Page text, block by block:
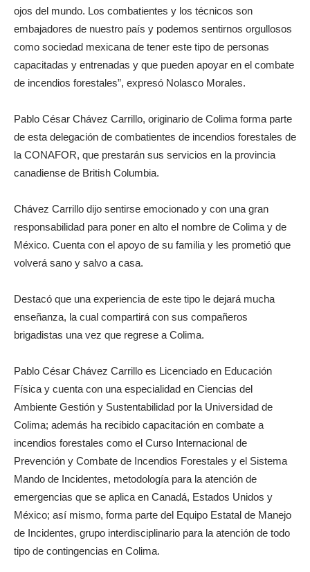
ojos del mundo. Los combatientes y los técnicos son
embajadores de nuestro país y podemos sentirnos orgullosos
como sociedad mexicana de tener este tipo de personas
capacitadas y entrenadas y que pueden apoyar en el combate
de incendios forestales”, expresó Nolasco Morales.
Pablo César Chávez Carrillo, originario de Colima forma parte
de esta delegación de combatientes de incendios forestales de
la CONAFOR, que prestarán sus servicios en la provincia
canadiense de British Columbia.
Chávez Carrillo dijo sentirse emocionado y con una gran
responsabilidad para poner en alto el nombre de Colima y de
México. Cuenta con el apoyo de su familia y les prometió que
volverá sano y salvo a casa.
Destacó que una experiencia de este tipo le dejará mucha
enseñanza, la cual compartirá con sus compañeros
brigadistas una vez que regrese a Colima.
Pablo César Chávez Carrillo es Licenciado en Educación
Física y cuenta con una especialidad en Ciencias del
Ambiente Gestión y Sustentabilidad por la Universidad de
Colima; además ha recibido capacitación en combate a
incendios forestales como el Curso Internacional de
Prevención y Combate de Incendios Forestales y el Sistema
Mando de Incidentes, metodología para la atención de
emergencias que se aplica en Canadá, Estados Unidos y
México; así mismo, forma parte del Equipo Estatal de Manejo
de Incidentes, grupo interdisciplinario para la atención de todo
tipo de contingencias en Colima.